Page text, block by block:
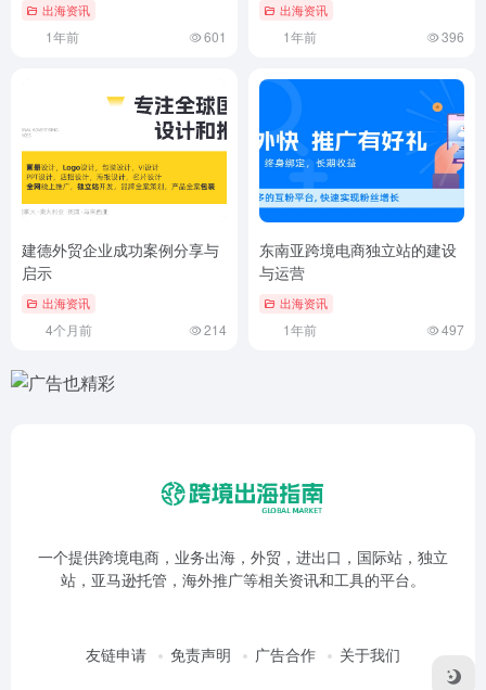
出海资讯
1年前 601
出海资讯
1年前 396
建德外贸企业成功案例分享与
启示
出海资讯
4个月前 214
东南亚跨境电商独立站的建设
与运营
出海资讯
1年前 497
一个提供跨境电商，业务出海，外贸，进出口，国际站，独立
站，亚马逊托管，海外推广等相关资讯和工具的平台。
友链申请 免责声明 广告合作 关于我们